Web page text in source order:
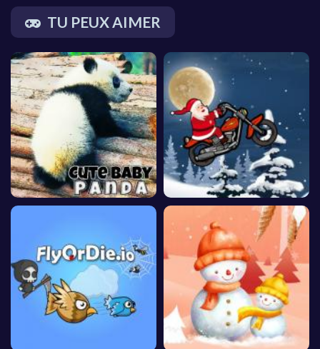
TU PEUX AIMER